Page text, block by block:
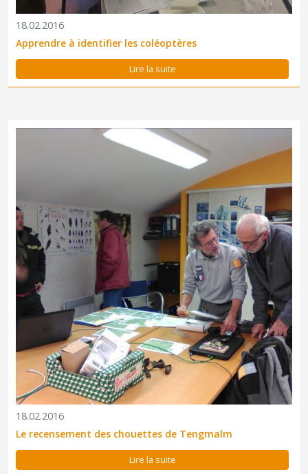
18.02.2016
Apprendre à identifier les coléoptères
Lire la suite
18.02.2016
Le recensement des chouettes de Tengmalm
Lire la suite